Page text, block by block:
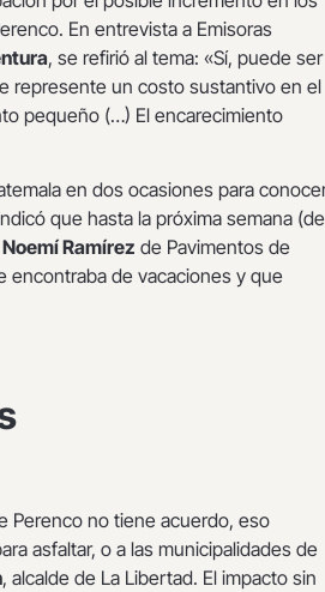
En entrevista a Emisoras
, se refirió al tema: «Sí, puede ser
represente un costo sustantivo en el
pequeño (…) El encarecimiento
en dos ocasiones para
que hasta la próxima semana
Noemí Ramírez de Pavimentos de
encontraba de vacaciones y que
Perenco no tiene acuerdo, eso
asfaltar, o a las municipalidades de
, alcalde de La Libertad. El impacto sin